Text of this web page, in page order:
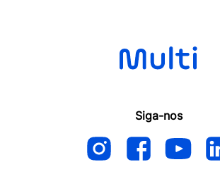
Siga-nos